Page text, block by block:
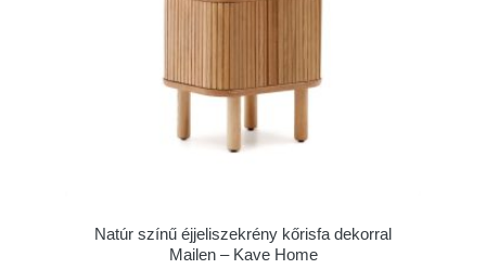
Natúr színű éjjeliszekrény kőrisfa dekorral
Mailen – Kave Home